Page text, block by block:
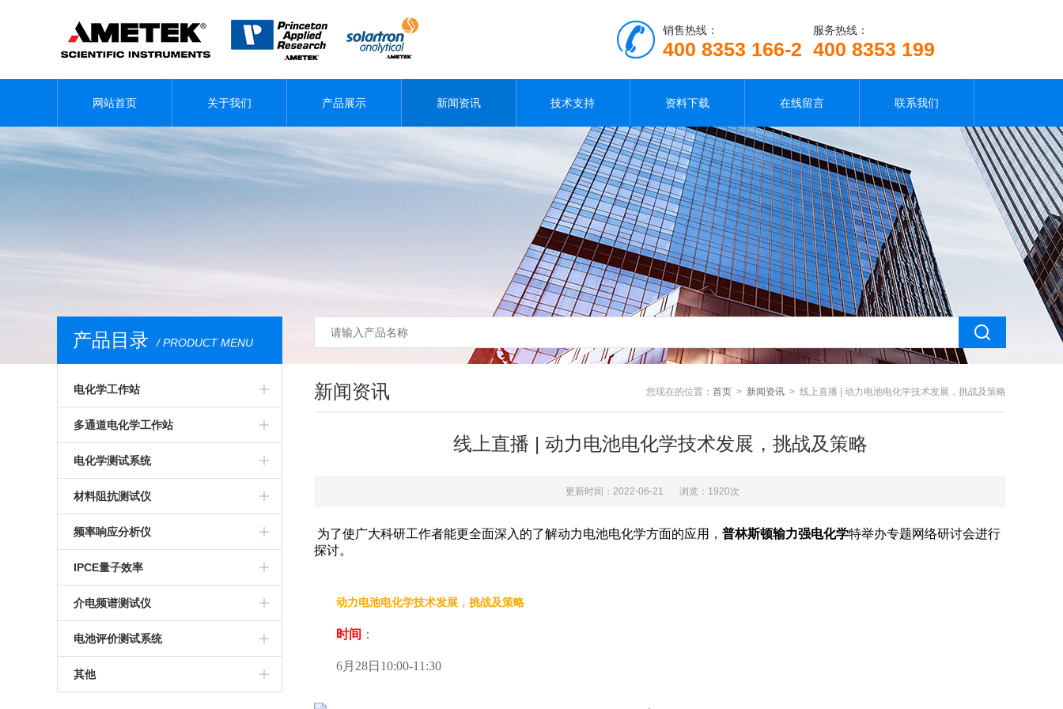
服务热线：
400 8353 199
销售热线：
400 8353 166-2
网站首页 关于我们 产品展示 新闻资讯 技术支持 资料下载 在线留言 联系我们
产品目录 / PRODUCT MENU
电化学工作站
多通道电化学工作站
高精度电化学工作站
多功能电化学工作站
进口电化学工作站
美国普林斯顿电化学工作站
英国输力强电化学工作站
多通道电化学工作站
美国普林斯顿多通道电化学工作站
英国输力强多通道电化学工作站
电化学测试系统
多通道电化学测试系统
光电化学测试系统
多功能电化学测试系统
微区电化学测试系统
微区扫描电化学工作站
材料阻抗测试仪
高精度交流阻抗测试系统
生物阻抗特性测试系统
电化学交流阻抗测试系统
频率响应分析仪
IPCE量子效率
介电频谱测试仪
电池评价测试系统
其他
新闻资讯 您现在的位置： 首页 > 新闻资讯 > 线上直播 | 动力电池电化学技术发展，挑战及策略
线上直播 | 动力电池电化学技术发展，挑战及策略
更新时间：2022-06-21 浏览：1920次
为了使广大科研工作者能更全面深入的了解动力电池电化学方面的应用， 普林斯顿输力强电化学特举办专题网络研讨会进行
探讨。
动力电池电化学技术发展，挑战及策略
时间 ：
6月28日10:00-11:30